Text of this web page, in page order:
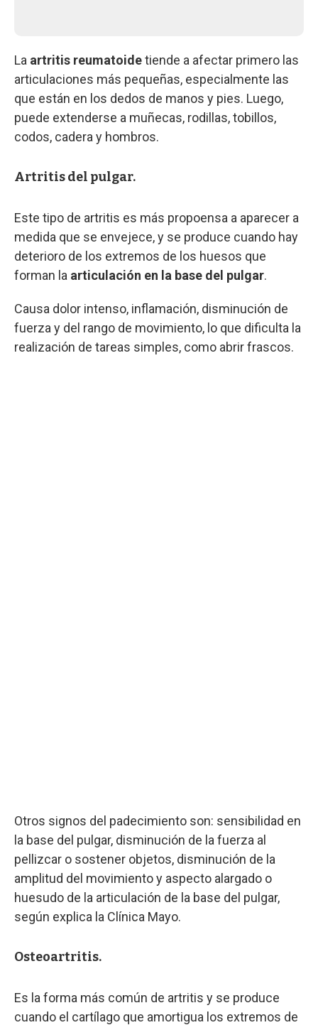
La artritis reumatoidetiende a afectar primero las
articulaciones más pequeñas, especialmente las
que están en los dedos de manos y pies. Luego,
puede extenderse a muñecas, rodillas, tobillos,
codos, cadera y hombros.
Artritis del pulgar.
Este tipo de artritis es más propoensa a aparecer a
medida que se envejece, y se produce cuando hay
deterioro de los extremos de los huesos que
forman la articulación en la base del pulgar.
Causa dolor intenso, inflamación, disminución de
fuerza y del rango de movimiento, lo que dificulta la
realización de tareas simples, como abrir frascos.
Otros signos del padecimiento son: sensibilidad en
la base del pulgar, disminución de la fuerza al
pellizcar o sostener objetos, disminución de la
amplitud del movimiento y aspecto alargado o
huesudo de la articulación de la base del pulgar,
según explica la Clínica Mayo.
Osteoartritis.
Es la forma más común de artritis y se produce
cuando el cartílago que amortigua los extremos de